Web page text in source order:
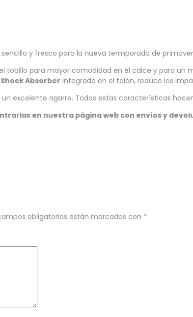
y fresco para la nueva termporada de
para mayor comodidad en el calce y para un
Shock Absorber integrado en el talón, reduce los
excelente agarre. Todas estas características
en nuestra página web con envíos y
obligatorios están marcados con *